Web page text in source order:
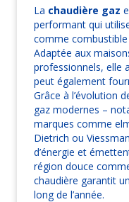
La chaudière gaz
performant qui
comme
Adaptée aux
professionnels, elle
peut également
Grâce à l’évolution
gaz modernes –
marques comme
Dietrich ou
d’énergie et
région douce
chaudière garantit
long de l’année.